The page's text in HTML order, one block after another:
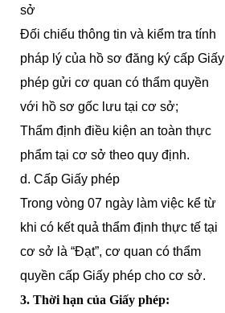
sở
Đối chiếu thông tin và kiểm tra tính
pháp lý của hồ sơ đăng ký cấp Giấy
phép gửi cơ quan có thẩm quyền
với hồ sơ gốc lưu tại cơ sở;
Thẩm định điều kiện an toàn thực
phẩm tại cơ sở theo quy định.
d. Cấp Giấy phép
Trong vòng 07 ngày làm việc kể từ
khi có kết quả thẩm định thực tế tại
cơ sở là “Đạt”, cơ quan có thẩm
quyền cấp Giấy phép cho cơ sở.
3. Thời hạn của Giấy phép: